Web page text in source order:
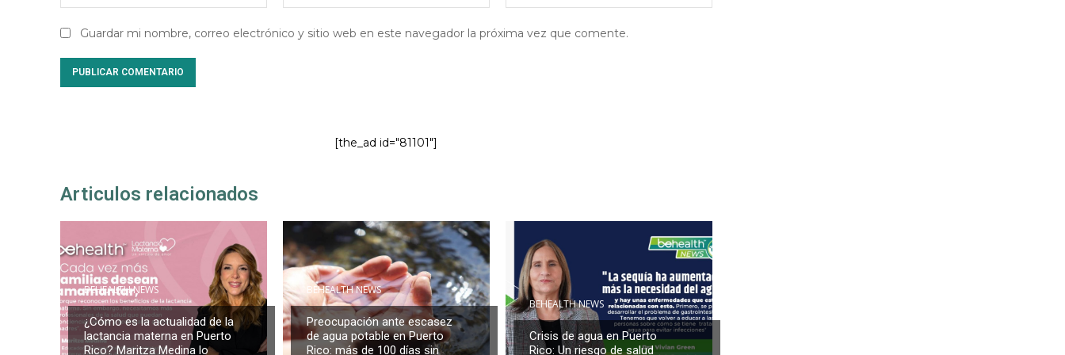
Guardar mi nombre, correo electrónico y sitio web en este navegador la próxima vez que comente.
[the_ad id="81101"]
Articulos relacionados
BEHEALTH NEWS
¿Cómo es la actualidad de la
lactancia materna en Puerto
Rico? Maritza Medina lo
BEHEALTH NEWS
Preocupación ante escasez
de agua potable en Puerto
Rico: más de 100 días sin
BEHEALTH NEWS
Crisis de agua en Puerto
Rico: Un riesgo de salud